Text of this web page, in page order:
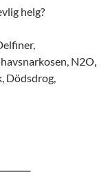
helg?
N2O,
Dödsdrog,